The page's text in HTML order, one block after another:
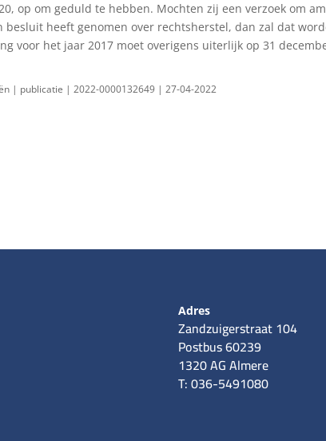
op om geduld te hebben. Mochten zij een verzoek om
besluit heeft genomen over rechtsherstel, dan zal dat
voor het jaar 2017 moet overigens uiterlijk op 31
| publicatie | 2022-0000132649 | 27-04-2022
Adres
Zandzuigerstraat 104
Postbus 60239
1320 AG Almere
T: 036-5491080